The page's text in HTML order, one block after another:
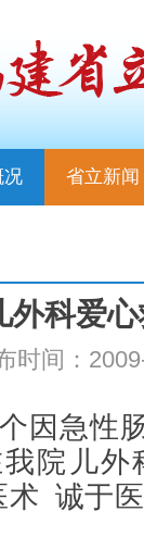
况 省立新闻
外科爱
时间：
因急性
院儿外
术 诚于